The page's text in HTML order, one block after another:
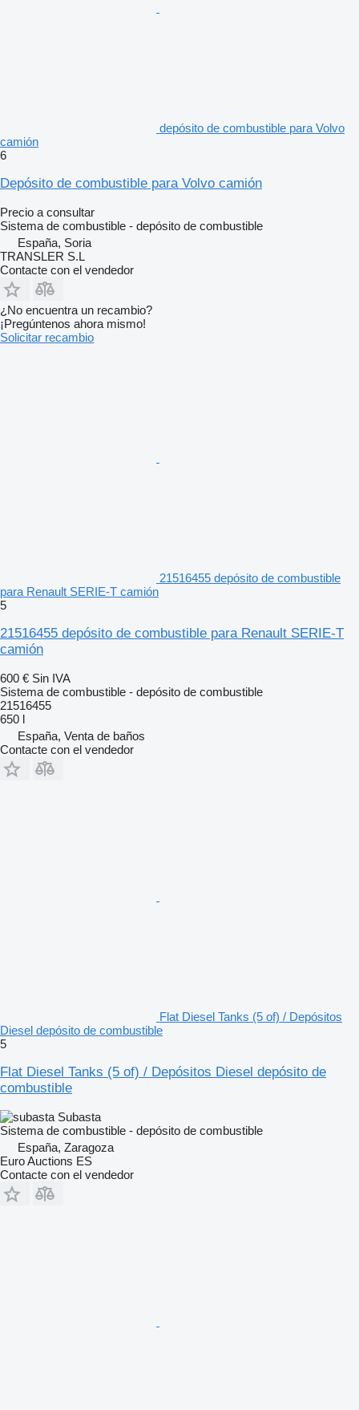
depósito de combustible para Volvo
camión
6
Depósito de combustible para Volvo camión
Precio a consultar
Sistema de combustible - depósito de combustible
España, Soria
TRANSLER S.L
Contacte con el vendedor
¿No encuentra un recambio?
¡Pregúntenos ahora mismo!
Solicitar recambio
21516455 depósito de combustible
para Renault SERIE-T camión
5
21516455 depósito de combustible para Renault SERIE-T
camión
600 € Sin IVA
Sistema de combustible - depósito de combustible
21516455
650 l
España, Venta de baños
Contacte con el vendedor
Flat Diesel Tanks (5 of) / Depósitos
Diesel depósito de combustible
5
Flat Diesel Tanks (5 of) / Depósitos Diesel depósito de
combustible
Subasta
Sistema de combustible - depósito de combustible
España, Zaragoza
Euro Auctions ES
Contacte con el vendedor